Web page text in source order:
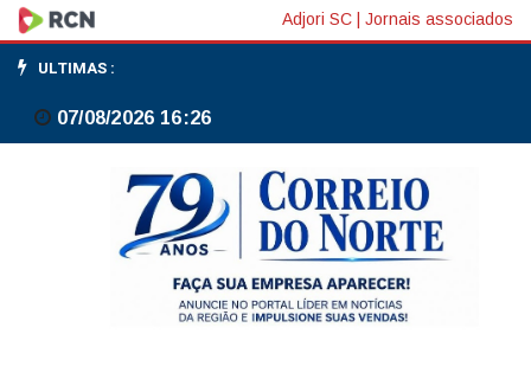
Parabéns
Bela
Vista,
emancipação
Adjori SC Jornais associados
ULTIMAS :
07/08/2026 16:26